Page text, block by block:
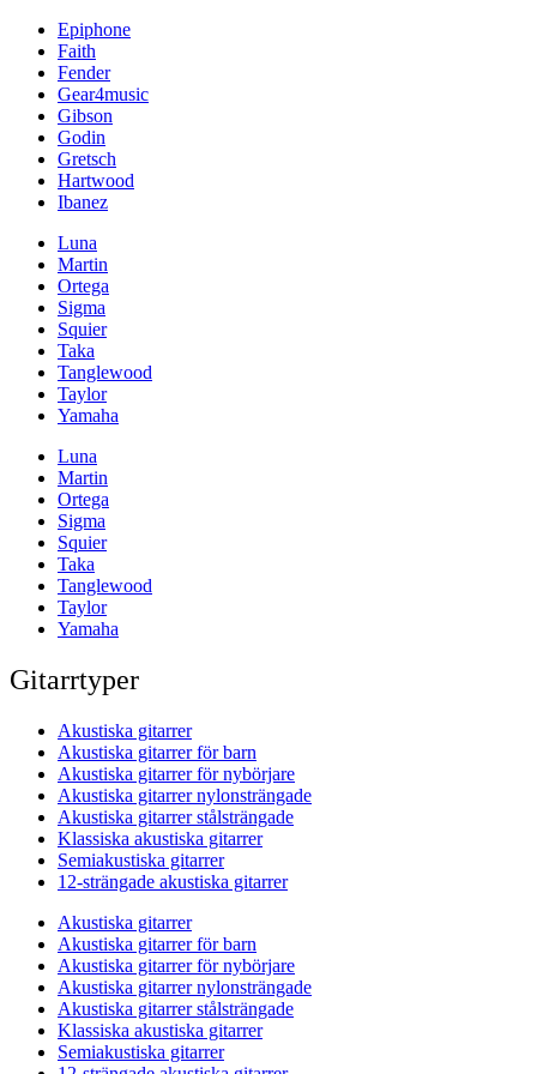
Epiphone
Faith
Fender
Gear4music
Gibson
Godin
Gretsch
Hartwood
Ibanez
Luna
Martin
Ortega
Sigma
Squier
Taka
Tanglewood
Taylor
Yamaha
Luna
Martin
Ortega
Sigma
Squier
Taka
Tanglewood
Taylor
Yamaha
Gitarrtyper
Akustiska gitarrer
Akustiska gitarrer för barn
Akustiska gitarrer för nybörjare
Akustiska gitarrer nylonsträngade
Akustiska gitarrer stålsträngade
Klassiska akustiska gitarrer
Semiakustiska gitarrer
12-strängade akustiska gitarrer
Akustiska gitarrer
Akustiska gitarrer för barn
Akustiska gitarrer för nybörjare
Akustiska gitarrer nylonsträngade
Akustiska gitarrer stålsträngade
Klassiska akustiska gitarrer
Semiakustiska gitarrer